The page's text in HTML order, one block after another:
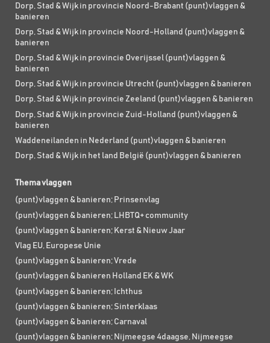
Dorp, Stad & Wijk in provincie Noord-Brabant (punt)vlaggen &
banieren
Dorp, Stad & Wijk in provincie Noord-Holland (punt)vlaggen &
banieren
Dorp, Stad & Wijk in provincie Overijssel (punt)vlaggen &
banieren
Dorp, Stad & Wijk in provincie Utrecht (punt)vlaggen & banieren
Dorp, Stad & Wijk in provincie Zeeland (punt)vlaggen & banieren
Dorp, Stad & Wijk in provincie Zuid-Holland (punt)vlaggen &
banieren
Waddeneilanden in Nederland (punt)vlaggen & banieren
Dorp, Stad & Wijk in het land België (punt)vlaggen & banieren
Thema vlaggen
(punt)vlaggen & banieren; Prinsenvlag
(punt)vlaggen & banieren; LHBTQ+ community
(punt)vlaggen & banieren; Kerst & Nieuw Jaar
Vlag EU, Europese Unie
(punt)vlaggen & banieren; Vrede
(punt)vlaggen & banieren Holland EK & WK
(punt)vlaggen & banieren; Ichthus
(punt)vlaggen & banieren; Sinterklaas
(punt)vlaggen & banieren; Carnaval
(punt)vlaggen & banieren; Nijmeegse 4daagse, Nijmeegse